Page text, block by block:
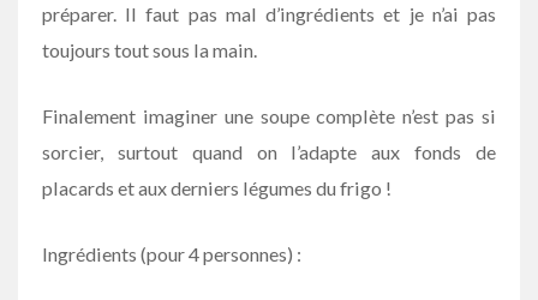
préparer. Il faut pas mal d’ingrédients et je n’ai pas
toujours tout sous la main.
Finalement imaginer une soupe complète n’est pas si
sorcier, surtout quand on l’adapte aux fonds de
placards et aux derniers légumes du frigo !
Ingrédients (pour 4 personnes) :